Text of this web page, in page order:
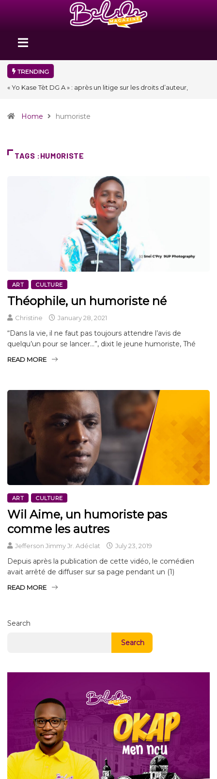
TRENDING
« Floraison » : la Division D de Toastmasters International en Haïti
Home humoriste
TAGS :HUMORISTE
ART CULTURE
Théophile, un humoriste né
Christine January 28, 2021
“Dans la vie, il ne faut pas toujours attendre l’avis de
quelqu’un pour se lancer…”, dixit le jeune humoriste, Thé
READ MORE
ART CULTURE
Wil Aime, un humoriste pas
comme les autres
Jefferson Jimmy Jr. Adéclat July 23, 2019
Depuis après la publication de cette vidéo, le comédien
avait arrêté de diffuser sur sa page pendant un (1)
READ MORE
Search
Search